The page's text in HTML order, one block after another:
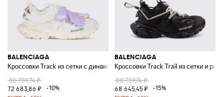
BALENCIAGA
Кроссовки Track из сетки с динамичной подошвой и двойным язычком
80 759,74 ₽
72 683,86 ₽
-10%
BALENCIAGA
Кроссовки Track Trail из сетки и
80 759,74 ₽
68 645,45 ₽
-15%